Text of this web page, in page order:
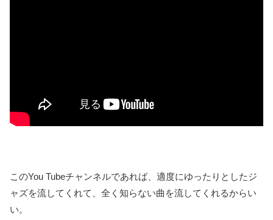
このYou Tubeチャンネルであれば、適度にゆったりとしたジ
ャズを流してくれて、全く知らない曲を流してくれるからい
い。